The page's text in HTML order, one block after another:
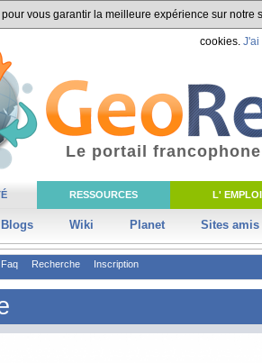
vous garantir la meilleure expérience sur
cookies. J'ai
RESSOURCES L' EMPLOI
Blogs Wiki Planet Sites amis
Le portail
Faq Recherche Inscription